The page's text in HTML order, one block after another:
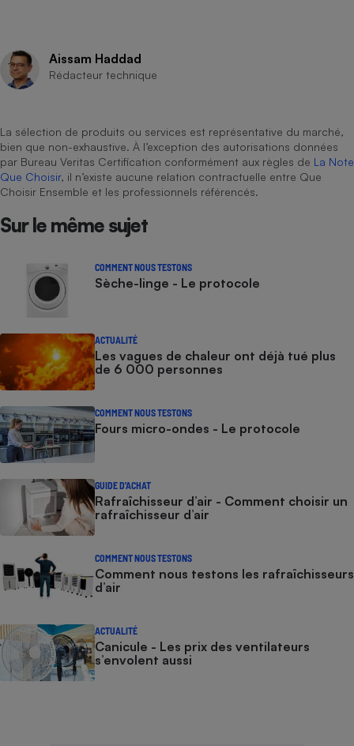
Aissam Haddad
Rédacteur technique
La sélection de produits ou services est représentative du marché,
bien que non-exhaustive. À l’exception des autorisations données
par Bureau Veritas Certification conformément aux règles de La Note
Que Choisir, il n’existe aucune relation contractuelle entre Que
Choisir Ensemble et les professionnels référencés.
Sur le même sujet
COMMENT NOUS TESTONS
Sèche-linge - Le protocole
ACTUALITÉ
Les vagues de chaleur ont déjà tué plus
de 6 000 personnes
COMMENT NOUS TESTONS
Fours micro-ondes - Le protocole
GUIDE D'ACHAT
Rafraîchisseur d’air - Comment choisir un
rafraîchisseur d’air
COMMENT NOUS TESTONS
Comment nous testons les rafraîchisseurs
d’air
ACTUALITÉ
Canicule - Les prix des ventilateurs
s’envolent aussi